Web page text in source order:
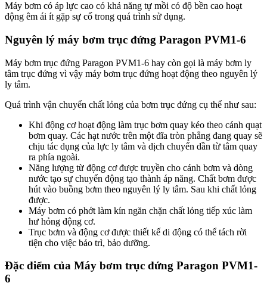
Máy bơm có áp lực cao có khả năng tự mồi có độ bền cao hoạt
động êm ái ít gặp sự cố trong quá trình sử dụng.
Nguyên lý máy bơm trục đứng Paragon PVM1-6
Máy bơm trục đứng Paragon PVM1-6 hay còn gọi là máy bơm ly
tâm trục đứng vì vậy máy bơm trục đứng hoạt động theo nguyên lý
ly tâm.
Quá trình vận chuyển chất lỏng của bơm trục đứng cụ thể như sau:
Khi động cơ hoạt động làm trục bơm quay kéo theo cánh quạt
bơm quay. Các hạt nước trên một đĩa tròn phẳng đang quay sẽ
chịu tác dụng của lực ly tâm và dịch chuyển dần từ tâm quay
ra phía ngoài.
Năng lượng từ động cơ được truyền cho cánh bơm và dòng
nước tạo sự chuyển động tạo thành áp năng. Chất bơm được
hút vào buồng bơm theo nguyên lý ly tâm. Sau khi chất lỏng
được.
Máy bơm có phớt làm kín ngăn chặn chất lỏng tiếp xúc làm
hư hỏng động cơ.
Trục bơm và động cơ được thiết kế di động có thể tách rời
tiện cho việc bảo trì, bảo dưỡng.
Đặc điểm của Máy bơm trục đứng Paragon PVM1-
6